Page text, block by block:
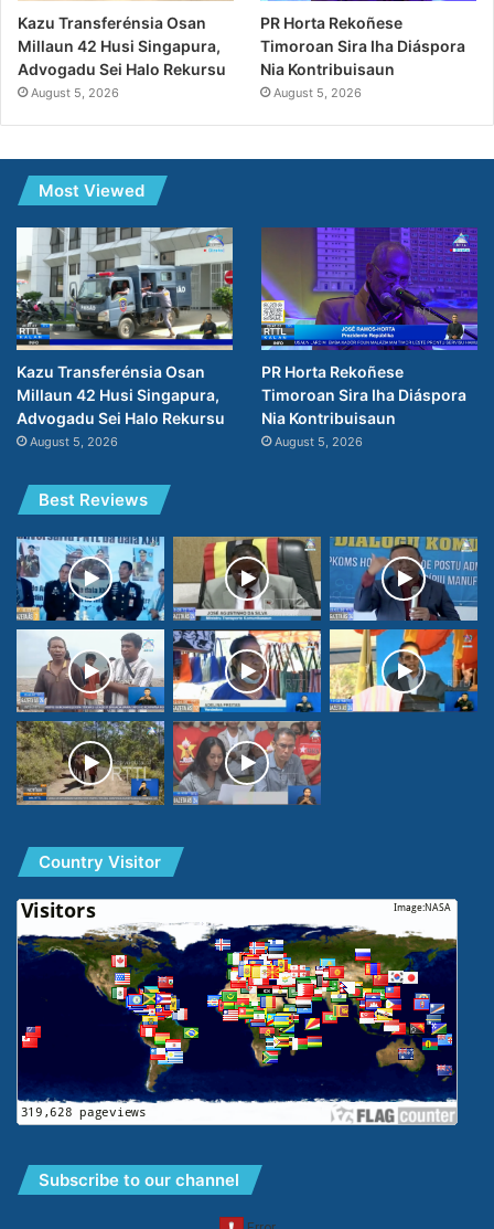
Kazu Transferénsia Osan
Millaun 42 Husi Singapura,
Advogadu Sei Halo Rekursu
August 5, 2026
PR Horta Rekoñese
Timoroan Sira Iha Diáspora
Nia Kontribuisaun
August 5, 2026
Most Viewed
Kazu Transferénsia Osan
Millaun 42 Husi Singapura,
Advogadu Sei Halo Rekursu
August 5, 2026
PR Horta Rekoñese
Timoroan Sira Iha Diáspora
Nia Kontribuisaun
August 5, 2026
Best Reviews
Country Visitor
Subscribe to our channel